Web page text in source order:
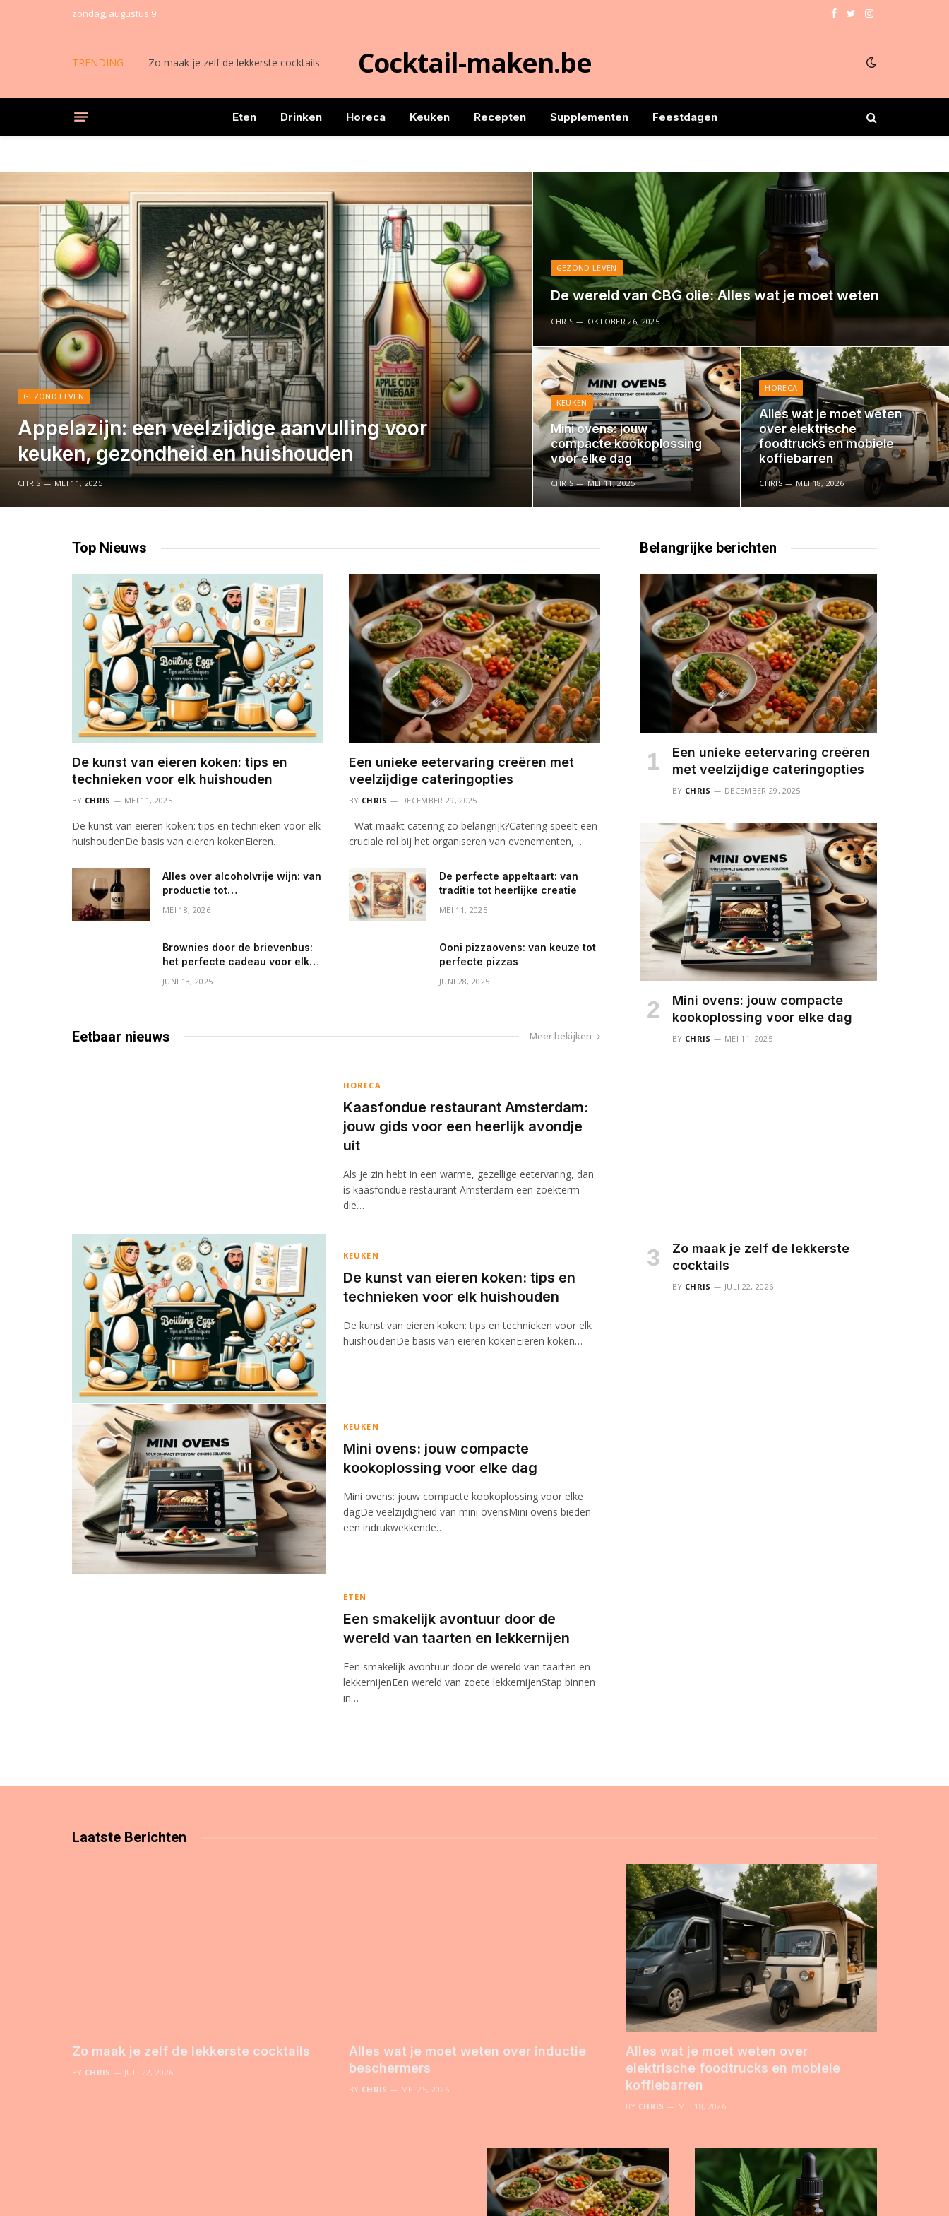
zondag, augustus 9 Facebook
TwitterInstagram
TRENDING Zo maak je zelf de lekkerste cocktails Cocktail-maken.be
Eten Drinken Horeca Keuken Recepten Supplementen Feestdagen
GEZOND LEVEN
Appelazijn: een veelzijdige aanvulling voor
keuken, gezondheid en huishouden
CHRIS MEI 11, 2025
GEZOND LEVEN
De wereld van CBG olie: Alles wat je moet weten
CHRIS OKTOBER 26, 2025
KEUKEN
Mini ovens: jouw
compacte kookoplossing
voor elke dag
CHRIS MEI 11, 2025
HORECA
Alles wat je moet weten
over elektrische
foodtrucks en mobiele
koffiebarren
CHRIS MEI 18, 2026
Top Nieuws
De kunst van eieren koken: tips en
technieken voor elk huishouden
BY CHRIS MEI 11, 2025
De kunst van eieren koken: tips en technieken voor elk
huishoudenDe basis van eieren kokenEieren…
Een unieke eetervaring creëren met
veelzijdige cateringopties
BY CHRIS DECEMBER 29, 2025
Wat maakt catering zo belangrijk?Catering speelt een
cruciale rol bij het organiseren van evenementen,…
Alles over alcoholvrije wijn: van
productie tot
MEI 18, 2026
De perfecte appeltaart: van
traditie tot heerlijke creatie
MEI 11, 2025
Brownies door de brievenbus:
het perfecte cadeau voor elke
JUNI 13, 2025
Ooni pizzaovens: van keuze tot
perfecte pizzas
JUNI 28, 2025
Eetbaar nieuws Meer bekijken
HORECA
Kaasfondue restaurant Amsterdam:
jouw gids voor een heerlijk avondje
uit
Als je zin hebt in een warme, gezellige eetervaring, dan
is kaasfondue restaurant Amsterdam een zoekterm
die…
KEUKEN
De kunst van eieren koken: tips en
technieken voor elk huishouden
De kunst van eieren koken: tips en technieken voor elk
huishoudenDe basis van eieren kokenEieren koken…
KEUKEN
Mini ovens: jouw compacte
kookoplossing voor elke dag
Mini ovens: jouw compacte kookoplossing voor elke
dagDe veelzijdigheid van mini ovensMini ovens bieden
een indrukwekkende…
ETEN
Een smakelijk avontuur door de
wereld van taarten en lekkernijen
Een smakelijk avontuur door de wereld van taarten en
lekkernijenEen wereld van zoete lekkernijenStap binnen
in…
Belangrijke berichten
Een unieke eetervaring creëren
met veelzijdige cateringopties
BY CHRIS DECEMBER 29, 2025
Mini ovens: jouw compacte
kookoplossing voor elke dag
BY CHRIS MEI 11, 2025
Zo maak je zelf de lekkerste
cocktails
BY CHRIS JULI 22, 2026
Laatste Berichten
Zo maak je zelf de lekkerste cocktails
BY CHRIS JULI 22, 2026
Alles wat je moet weten over inductie
beschermers
BY CHRIS MEI 25, 2026
Alles wat je moet weten over
elektrische foodtrucks en mobiele
koffiebarren
BY CHRIS MEI 18, 2026